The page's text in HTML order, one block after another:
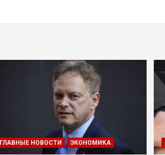
ГЛАВНЫЕ НОВОСТИ ЭКОНОМИКА